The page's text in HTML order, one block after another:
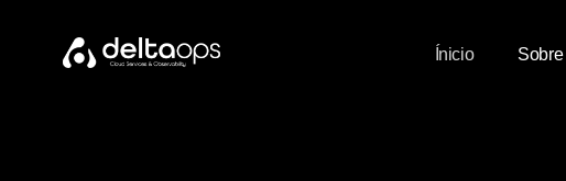
Ínicio